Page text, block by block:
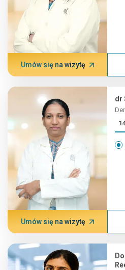
Umów się na wizytę
dr
Umów się na wizytę